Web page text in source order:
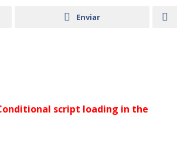
Enviar
script loading in the